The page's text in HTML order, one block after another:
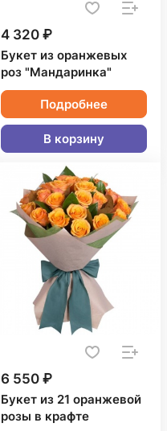
4 320 ₽
Букет из оранжевых
роз "Мандаринка"
Подробнее
В корзину
6 550 ₽
Букет из 21 оранжевой
розы в крафте